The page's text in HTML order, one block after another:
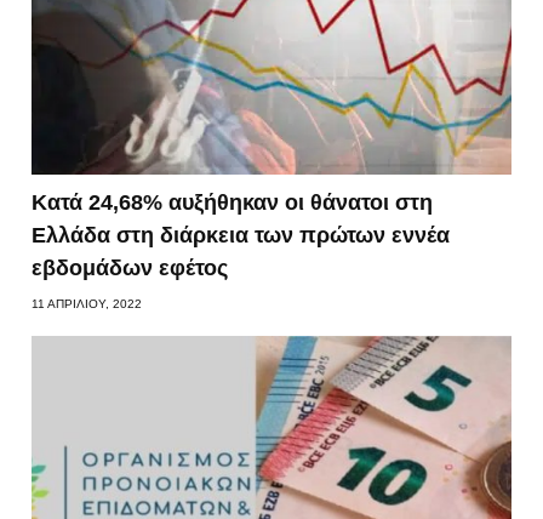
Κατά 24,68% αυξήθηκαν οι θάνατοι στη
Ελλάδα στη διάρκεια των πρώτων εννέα
εβδομάδων εφέτος
11 ΑΠΡΙΛΊΟΥ, 2022